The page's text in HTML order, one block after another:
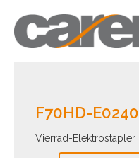
F70HD-
Vierrad-Elektrostapler